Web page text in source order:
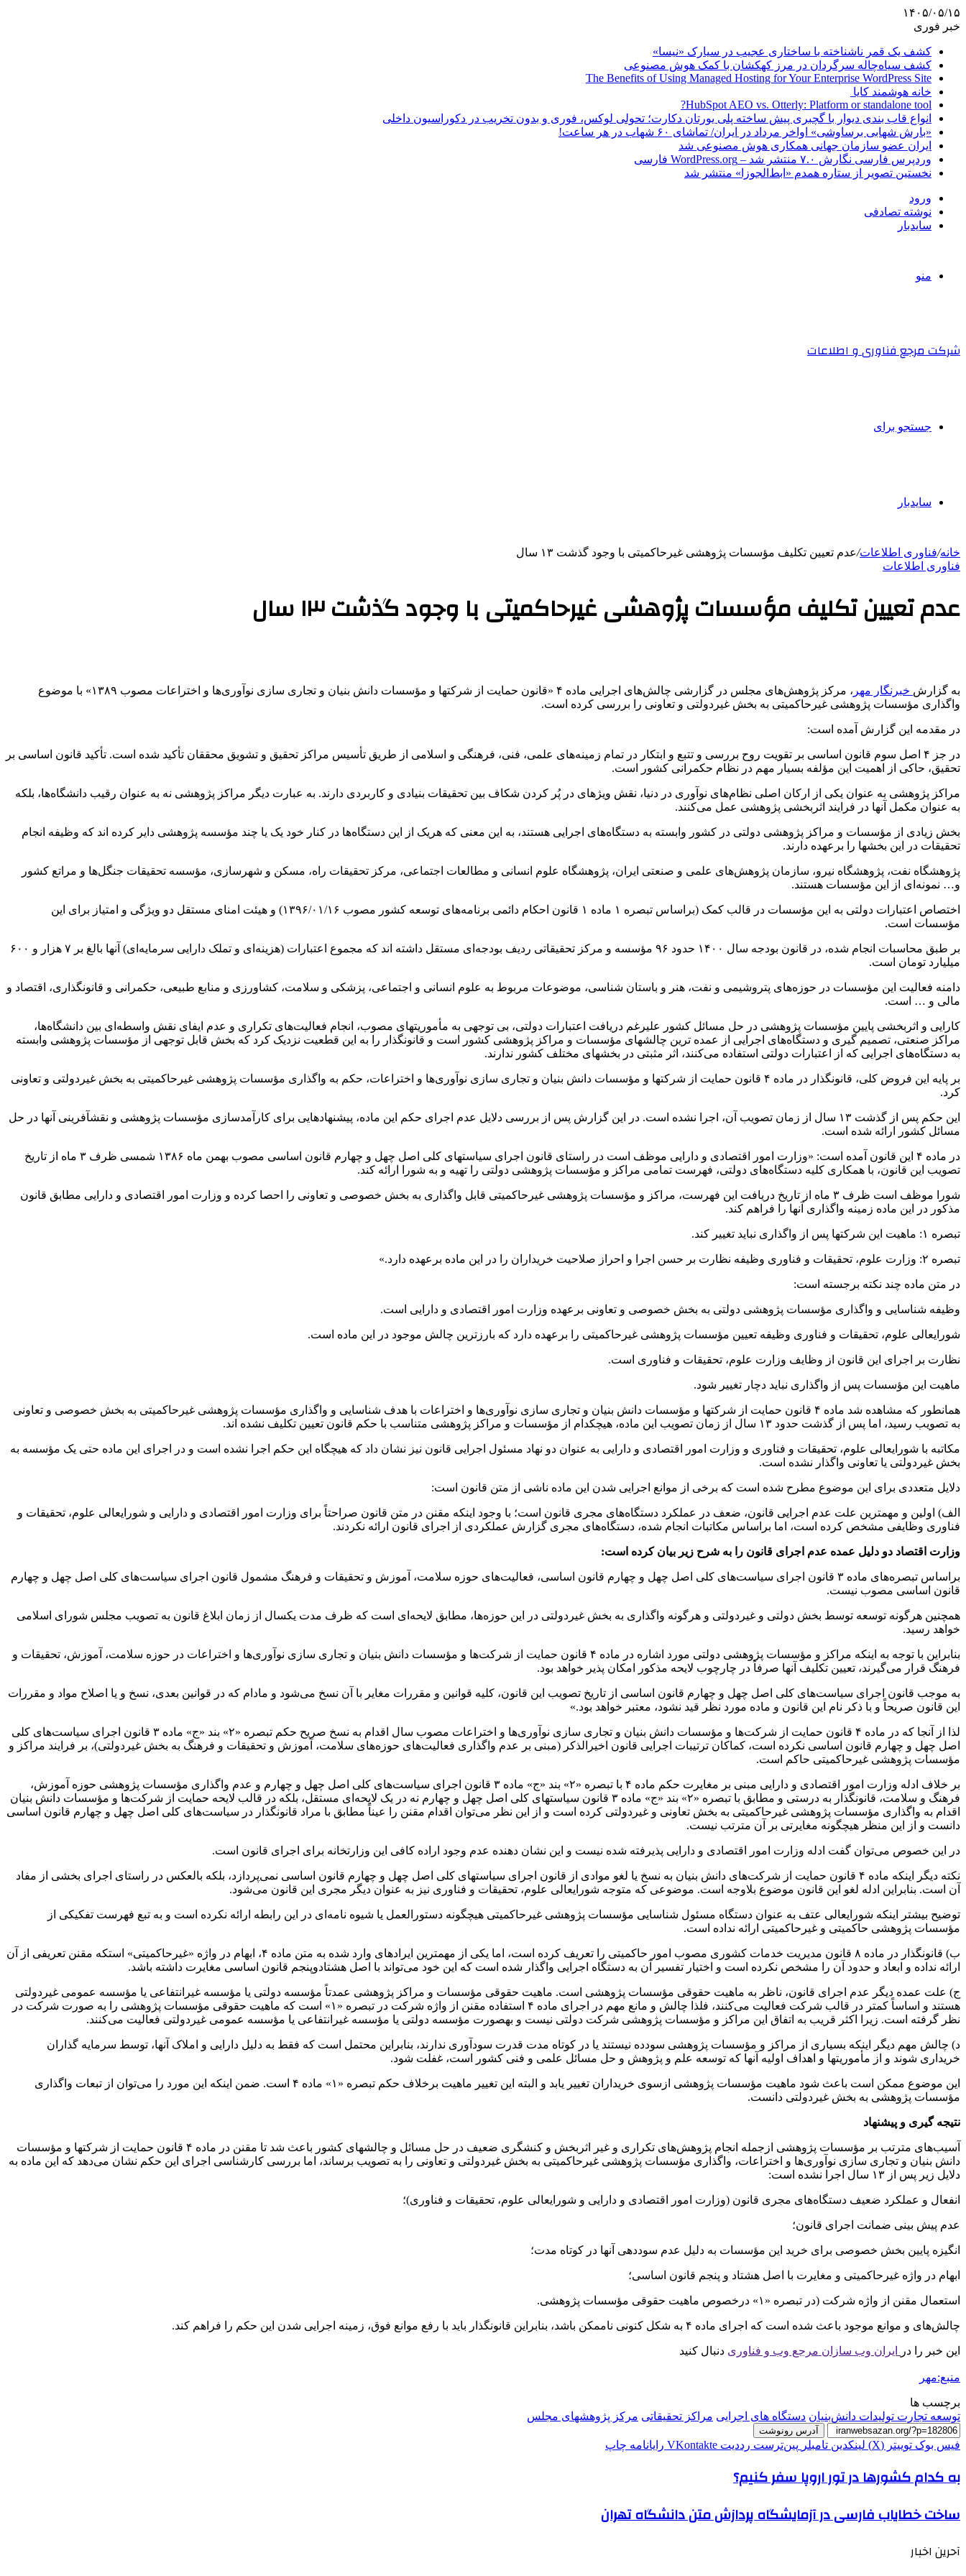
۱۴۰۵/۰۵/۱۵
خبر فوری
کشف یک قمر ناشناخته با ساختاری عجیب در سیارک «نیسا»
کشف سیاه‌چاله سرگردان در مرز کهکشان با کمک هوش مصنوعی
The Benefits of Using Managed Hosting for Your Enterprise WordPress Site
خانه هوشمند کایا
HubSpot AEO vs. Otterly: Platform or standalone tool?
انواع قاب بندی دیوار با گچبری پیش ساخته پلی یورتان دکارت؛ تحولی لوکس، فوری و بدون تخریب در دکوراسیون داخلی
«بارش شهابی برساوشی» اواخر مرداد در ایران/ تماشای ۶۰ شهاب در هر ساعت!
ایران عضو سازمان جهانی همکاری هوش مصنوعی شد
وردپرس فارسی نگارش ۷.۰ منتشر شد – WordPress.org فارسی
نخستین تصویر از ستاره همدم «ابط‌الجوزا» منتشر شد
ورود
نوشته تصادفی
سایدبار
منو
شرکت مرجع فناوری و اطلاعات
جستجو برای
سایدبار
خانه/فناوری اطلاعات/عدم تعیین تکلیف مؤسسات پژوهشی غیرحاکمیتی با وجود گذشت ۱۳ سال
فناوری اطلاعات
عدم تعیین تکلیف مؤسسات پژوهشی غیرحاکمیتی با وجود گذشت ۱۳ سال
به گزارش خبرنگار مهر ، مرکز پژوهش‌های مجلس در گزارشی چالش‌های اجرایی ماده ۴ «قانون حمایت از شرکتها
و مؤسسات دانش بنیان و تجاری سازی نوآوری‌ها و اختراعات مصوب ۱۳۸۹» با موضوع
واگذاری مؤسسات پژوهشی غیرحاکمیتی به بخش غیردولتی و تعاونی را بررسی کرده است.
در مقدمه این گزارش آمده است:
در جز ۴ اصل سوم قانون اساسی بر تقویت روح بررسی و تتبع و ابتکار در تمام زمینه‌های علمی، فنی، فرهنگی و اسلامی از طریق تأسیس مراکز تحقیق و تشویق محققان تأکید شده است. تأکید قانون اساسی بر
تحقیق، حاکی از اهمیت این مؤلفه بسیار مهم در نظام حکمرانی کشور است.
مراکز پژوهشی به عنوان یکی از ارکان اصلی نظام‌های نوآوری در دنیا، نقش ویژهای در پُر کردن شکاف بین تحقیقات بنیادی و کاربردی دارند. به عبارت دیگر مراکز پژوهشی نه به عنوان رقیب دانشگاه‌ها، بلکه
به عنوان مکمل آنها در فرایند اثربخشی پژوهشی عمل می‌کنند.
بخش زیادی از مؤسسات و مراکز پژوهشی دولتی در کشور وابسته به دستگاه‌های اجرایی هستند، به این معنی که هریک از این دستگاه‌ها در کنار خود یک یا چند مؤسسه پژوهشی دایر کرده اند که وظیفه انجام
تحقیقات در این بخشها را برعهده دارند.
پژوهشگاه نفت، پژوهشگاه نیرو، سازمان پژوهش‌های علمی و صنعتی ایران، پژوهشگاه علوم انسانی و مطالعات اجتماعی، مرکز تحقیقات راه، مسکن و شهرسازی، مؤسسه تحقیقات جنگل‌ها و مراتع کشور
و… نمونه‌ای از این مؤسسات هستند.
اختصاص اعتبارات دولتی به این مؤسسات در قالب کمک (براساس
تبصره ۱ ماده ۱ قانون احکام دائمی برنامه‌های توسعه کشور مصوب ۱۳۹۶/۰۱/۱۶) و هیئت امنای مستقل دو ویژگی و امتیاز برای این
مؤسسات است.
بر طبق محاسبات انجام شده، در قانون بودجه سال ۱۴۰۰ حدود ۹۶ مؤسسه و مرکز تحقیقاتی ردیف بودجه‌ای مستقل داشته اند
که مجموع اعتبارات (هزینه‌ای و تملک دارایی سرمایه‌ای) آنها بالغ بر ۷ هزار و ۶۰۰
میلیارد تومان است.
دامنه فعالیت این مؤسسات در حوزه‌های پتروشیمی و نفت، هنر و باستان شناسی، موضوعات مربوط به علوم انسانی و اجتماعی، پزشکی و سلامت، کشاورزی و منابع طبیعی، حکمرانی و قانونگذاری، اقتصاد و
مالی و … است.
کارایی و اثربخشی پایین مؤسسات پژوهشی در حل مسائل کشور علیرغم دریافت اعتبارات دولتی، بی توجهی به مأموریتهای مصوب، انجام فعالیت‌های تکراری و عدم ایفای نقش واسطه‌ای بین دانشگاه‌ها،
مراکز صنعتی، تصمیم گیری و دستگاه‌های اجرایی از عمده ترین چالشهای مؤسسات و مراکز پژوهشی کشور است و قانونگذار را به این قطعیت نزدیک کرد که بخش قابل توجهی از مؤسسات پژوهشی وابسته
به دستگاه‌های اجرایی که از اعتبارات دولتی استفاده می‌کنند، اثر مثبتی در بخشهای مختلف کشور ندارند.
بر پایه این فروض کلی، قانونگذار در ماده ۴ قانون حمایت از شرکتها و مؤسسات دانش بنیان و تجاری سازی نوآوری‌ها و اختراعات، حکم به واگذاری مؤسسات پژوهشی غیرحاکمیتی به بخش غیردولتی و تعاونی
کرد.
این حکم پس از گذشت ۱۳ سال از زمان تصویب آن، اجرا نشده است. در این گزارش پس از بررسی دلایل عدم اجرای حکم این ماده، پیشنهادهایی برای کارآمدسازی مؤسسات پژوهشی و نقشآفرینی آنها در حل
مسائل کشور ارائه شده است.
در ماده ۴ این قانون آمده است: «وزارت امور اقتصادی و دارایی موظف است در راستای قانون اجرای سیاستهای
کلی اصل چهل و چهارم قانون اساسی مصوب بهمن ماه ۱۳۸۶ شمسی ظرف ۳ ماه از تاریخ
تصویب این قانون، با همکاری کلیه دستگاه‌های دولتی، فهرست تمامی مراکز و مؤسسات پژوهشی دولتی را تهیه و به شورا ارائه کند.
شورا موظف است ظرف ۳ ماه از تاریخ دریافت این فهرست، مراکز و مؤسسات پژوهشی غیرحاکمیتی قابل واگذاری به بخش خصوصی و تعاونی را احصا کرده و وزارت امور اقتصادی و دارایی مطابق قانون
مذکور در این ماده زمینه واگذاری آنها را فراهم کند.
تبصره ۱: ماهیت این شرکتها پس از واگذاری نباید تغییر کند.
تبصره ۲: وزارت علوم، تحقیقات و فناوری وظیفه نظارت بر حسن اجرا و احراز صلاحیت خریداران را در این ماده برعهده دارد.»
در متن ماده چند نکته برجسته است:
وظیفه شناسایی و واگذاری مؤسسات پژوهشی دولتی به بخش خصوصی و تعاونی برعهده وزارت امور اقتصادی و دارایی است.
شورایعالی علوم، تحقیقات و فناوری وظیفه تعیین مؤسسات پژوهشی غیرحاکمیتی را برعهده دارد که بارزترین چالش موجود در این ماده است.
نظارت بر اجرای این قانون از وظایف وزارت علوم، تحقیقات و فناوری است.
ماهیت این مؤسسات پس از واگذاری نباید دچار تغییر شود.
همانطور که مشاهده شد ماده ۴ قانون حمایت از شرکتها و مؤسسات دانش بنیان و تجاری سازی نوآوری‌ها و اختراعات با هدف شناسایی و واگذاری مؤسسات پژوهشی غیرحاکمیتی به بخش خصوصی و تعاونی
به تصویب رسید، اما پس از گذشت حدود ۱۳ سال از زمان تصویب این ماده، هیچکدام از مؤسسات و مراکز پژوهشی متناسب با حکم قانون تعیین تکلیف نشده
اند.
مکاتبه با شورایعالی علوم، تحقیقات و فناوری و وزارت امور اقتصادی و دارایی به عنوان دو نهاد مسئول اجرایی قانون نیز نشان داد که هیچگاه این حکم اجرا نشده است و در اجرای این ماده حتی یک مؤسسه به
بخش غیردولتی یا تعاونی واگذار نشده است.
دلایل متعددی برای این موضوع مطرح شده است که برخی از موانع اجرایی شدن این ماده ناشی از متن قانون است:
الف) اولین و مهمترین علت عدم اجرایی قانون، ضعف در عملکرد دستگاه‌های مجری قانون است؛ با وجود اینکه مقنن در متن قانون صراحتاً برای وزارت امور اقتصادی و دارایی و شورایعالی علوم، تحقیقات و
فناوری وظایفی مشخص کرده است، اما براساس مکاتبات انجام شده، دستگاه‌های مجری گزارش عملکردی از اجرای قانون ارائه نکردند.
وزارت اقتصاد دو دلیل عمده عدم اجرای قانون را به شرح زیر بیان کرده است:
براساس
تبصره‌های ماده ۳ قانون اجرای سیاست‌های کلی اصل چهل و چهارم قانون اساسی، فعالیت‌های حوزه سلامت، آموزش و تحقیقات و فرهنگ مشمول قانون اجرای سیاست‌های کلی اصل چهل و چهارم
قانون اساسی مصوب نیست.
همچنین هرگونه توسعه توسط بخش دولتی و غیردولتی و هرگونه واگذاری به بخش غیردولتی در این حوزه‌ها، مطابق لایحه‌ای است که ظرف مدت یکسال از زمان ابلاغ قانون به تصویب مجلس شورای اسلامی
خواهد رسید.
بنابراین با توجه به اینکه مراکز و مؤسسات پژوهشی دولتی مورد اشاره در ماده ۴ قانون حمایت از شرکت‌ها و مؤسسات دانش بنیان و تجاری سازی نوآوری‌ها و اختراعات در حوزه سلامت، آموزش، تحقیقات و
فرهنگ قرار می‌گیرند، تعیین تکلیف آنها صرفاً در چارچوب لایحه مذکور امکان پذیر خواهد بود.
به موجب قانون اجرای سیاست‌های کلی اصل چهل و چهارم قانون اساسی از تاریخ تصویب این قانون، کلیه قوانین و مقررات مغایر با آن نسخ می‌شود و مادام که در قوانین بعدی، نسخ و یا اصلاح مواد و مقررات
این قانون صریحاً و با ذکر نام این قانون و ماده مورد نظر قید نشود، معتبر خواهد بود.»
لذا از آنجا که در ماده ۴ قانون حمایت از شرکت‌ها و مؤسسات دانش بنیان و تجاری سازی نوآوری‌ها و اختراعات مصوب سال اقدام به نسخ صریح حکم تبصره «۲» بند « ج
» ماده ۳ قانون اجرای سیاست‌های کلی
اصل چهل و چهارم قانون اساسی نکرده است، کماکان ترتیبات اجرایی قانون اخیرالذکر (مبنی بر عدم واگذاری فعالیت‌های حوزه‌های سلامت، آموزش و تحقیقات و فرهنگ به بخش غیردولتی)، بر فرایند مراکز و
مؤسسات پژوهشی غیرحاکمیتی حاکم است.
بر خلاف ادله وزارت امور اقتصادی و دارایی مبنی بر مغایرت حکم ماده ۴ با تبصره «۲» بند « ج
» ماده ۳ قانون اجرای سیاست‌های کلی اصل چهل و چهارم و عدم واگذاری مؤسسات پژوهشی حوزه آموزش،
فرهنگ و سلامت، قانونگذار به درستی و مطابق با تبصره «۲» بند «
ج» ماده ۳ قانون سیاستهای کلی اصل چهل و چهارم نه در یک لایحه‌ای مستقل، بلکه در قالب لایحه حمایت از شرکت‌ها و مؤسسات دانش بنیان
اقدام به واگذاری مؤسسات پژوهشی غیرحاکمیتی به بخش تعاونی و غیردولتی کرده است و از این نظر می‌توان اقدام مقنن را عیناً مطابق با مراد قانونگذار در سیاست‌های کلی اصل چهل و چهارم قانون اساسی
دانست و از این منظر هیچگونه مغایرتی بر آن مترتب نیست.
در این خصوص می‌توان گفت ادله وزارت امور اقتصادی و دارایی پذیرفته شده نیست و این نشان دهنده عدم وجود اراده کافی این وزارتخانه برای اجرای قانون است.
نکته دیگر اینکه ماده ۴ قانون حمایت از شرکت‌های دانش بنیان به نسخ یا لغو موادی از قانون اجرای سیاستهای کلی اصل چهل و چهارم قانون اساسی نمی‌پردازد، بلکه بالعکس در راستای اجرای بخشی از مفاد
آن است. بنابراین ادله لغو این قانون موضوع بلاوجه است. موضوعی که متوجه شورایعالی علوم، تحقیقات و فناوری نیز به عنوان دیگر مجری این قانون می‌شود.
توضیح بیشتر اینکه شورایعالی عتف به عنوان دستگاه مسئول شناسایی مؤسسات پژوهشی غیرحاکمیتی هیچگونه دستورالعمل یا شیوه نامه‌ای در این رابطه ارائه نکرده است و به تبع فهرست تفکیکی از
مؤسسات پژوهشی حاکمیتی و غیرحاکمیتی ارائه نداده است.
ب) قانونگذار در ماده ۸ قانون مدیریت خدمات کشوری مصوب امور حاکمیتی را تعریف کرده است، اما یکی از مهمترین ایرادهای وارد شده به متن ماده ۴، ابهام در واژه « غیرحاکمیتی» استکه مقنن تعریفی از آن
ارائه نداده و ابعاد و حدود آن را مشخص نکرده است و اختیار تفسیر آن به دستگاه اجرایی واگذار شده است که این خود می‌تواند با اصل هشتادوپنجم قانون اساسی مغایرت داشته باشد.
ج) علت عمده دیگر عدم اجرای قانون، ناظر به ماهیت حقوقی مؤسسات پژوهشی است. ماهیت حقوقی مؤسسات و مراکز پژوهشی عمدتاً مؤسسه دولتی یا مؤسسه غیرانتفاعی یا مؤسسه عمومی غیردولتی
هستند و اساساً کمتر در قالب شرکت فعالیت می‌کنند، فلذا چالش و مانع مهم در اجرای ماده ۴ استفاده
مقنن
از واژه شرکت در تبصره «۱» است که ماهیت حقوقی مؤسسات پژوهشی را به صورت شرکت در
نظر گرفته است. زیرا اکثر قریب به اتفاق این مراکز و مؤسسات پژوهشی شرکت دولتی نیست و بهصورت مؤسسه دولتی یا مؤسسه غیرانتفاعی یا مؤسسه عمومی غیردولتی فعالیت می‌کنند.
د) چالش مهم دیگر اینکه بسیاری از مراکز و مؤسسات پژوهشی سودده نیستند یا در کوتاه مدت قدرت سودآوری ندارند، بنابراین محتمل است که فقط به دلیل دارایی و املاک آنها، توسط سرمایه گذاران
خریداری شوند و از مأموریتها و اهداف اولیه آنها که توسعه علم و پژوهش و حل مسائل علمی و فنی کشور است، غفلت شود.
این موضوع ممکن است باعث شود ماهیت مؤسسات پژوهشی ازسوی
خریداران تغییر یابد و البته این تغییر ماهیت برخلاف حکم تبصره «۱» ماده ۴ است. ضمن اینکه این مورد را می‌توان از تبعات واگذاری
مؤسسات پژوهشی به بخش غیردولتی دانست.
نتیجهگیری و پیشنهاد
آسیب‌های مترتب بر مؤسسات پژوهشی ازجمله انجام پژوهش‌های تکراری و غیر اثربخش و کنشگری ضعیف در حل مسائل و چالشهای کشور باعث شد تا مقنن در ماده ۴ قانون حمایت از شرکتها و مؤسسات
دانش بنیان و تجاری سازی نوآوری‌ها و اختراعات، واگذاری مؤسسات پژوهشی غیرحاکمیتی به بخش غیردولتی و تعاونی را به تصویب برساند، اما بررسی کارشناسی اجرای این حکم نشان می‌دهد که این ماده به
دلایل زیر پس از ۱۳ سال اجرا نشده است:
انفعال و عملکرد ضعیف دستگاه‌های مجری قانون (وزارت امور اقتصادی و دارایی و شورایعالی علوم، تحقیقات و فناوری)؛
عدم پیش بینی ضمانت اجرای قانون؛
انگیزه پایین بخش خصوصی برای خرید این مؤسسات به دلیل عدم سوددهی آنها در کوتاه مدت؛
ابهام در واژه غیرحاکمیتی و مغایرت با اصل هشتاد و پنجم قانون اساسی؛
استعمال مقنن از واژه شرکت (در تبصره «۱» درخصوص ماهیت حقوقی مؤسسات پژوهشی.
چالش‌های و موانع موجود باعث شده است که اجرای ماده ۴ به شکل کنونی ناممکن باشد، بنابراین قانونگذار باید با رفع موانع فوق، زمینه اجرایی شدن این حکم را فراهم کند.
این خبر را در ایران وب سازان مرجع وب و فناوری دنبال کنید
منبع:مهر
برچسب ها
توسعه تجارت تولیدات دانش‌بنیان دستگاه های اجرایی مراکز تحقیقاتی مرکز پژوهشهای مجلس
آدرس رونوشت
فیس بوک توییتر (X) لینکدین ‫تامبلر ‫پین‌ترست ‫رددیت ‫VKontakte رایانامه چاپ
به کدام کشورها در تور اروپا سفر کنیم؟
ساخت خطایاب فارسی در آزمایشگاه پردازش متن دانشگاه تهران
آحرین اخبار